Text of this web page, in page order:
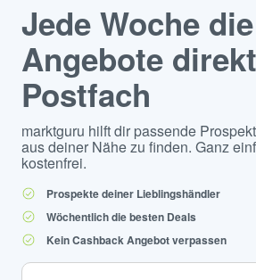
Jede Woche
Angebote
Postfach
marktguru hilft dir passende
aus deiner Nähe zu finden. Ganz
kostenfrei.
Prospekte deiner Lieblingshändler
Wöchentlich die besten Deals
Kein Cashback Angebot verpassen